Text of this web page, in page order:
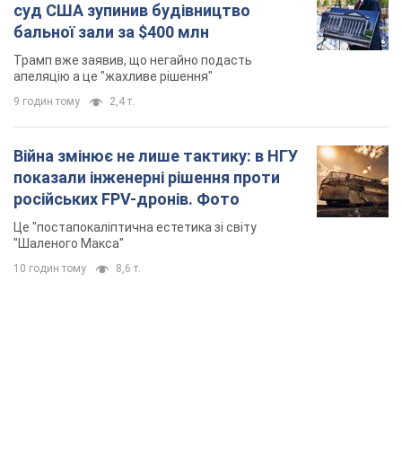
суд США зупинив будівництво
бальної зали за $400 млн
Трамп вже заявив, що негайно подасть
апеляцію а це "жахливе рішення"
9 годин тому 2,4 т.
Війна змінює не лише тактику: в НГУ
показали інженерні рішення проти
російських FPV-дронів. Фото
Це "постапокаліптична естетика зі світу
"Шаленого Макса"
10 годин тому 8,6 т.